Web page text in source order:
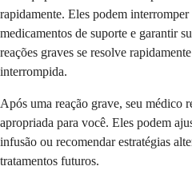
rapidamente. Eles podem
medicamentos de suporte e garantir
reações graves se resolve
interrompida.
Após uma reação grave, seu médico
apropriada para você. Eles podem
infusão ou recomendar estratégias
tratamentos futuros.